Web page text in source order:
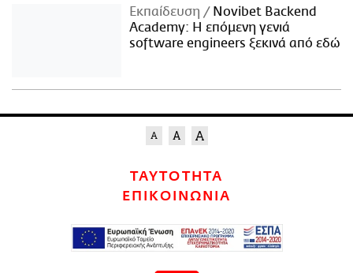
Εκπαίδευση
Novibet Backend
Academy: Η επόμενη γενιά
software engineers ξεκινά από εδώ
ΤΑΥΤΟΤΗΤΑ
ΕΠΙΚΟΙΝΩΝΙΑ